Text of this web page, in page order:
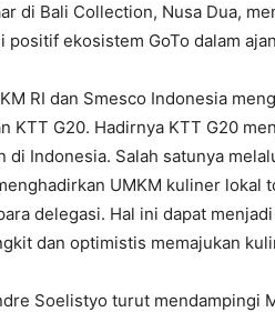
di Bali Collection, Nusa Dua,
positif ekosistem GoTo dalam
RI dan Smesco Indonesia
KTT G20. Hadirnya KTT G20
di Indonesia. Salah satunya
UMKM kuliner lokal
delegasi. Hal ini dapat
dan optimistis memajukan
Soelistyo turut mendampingi